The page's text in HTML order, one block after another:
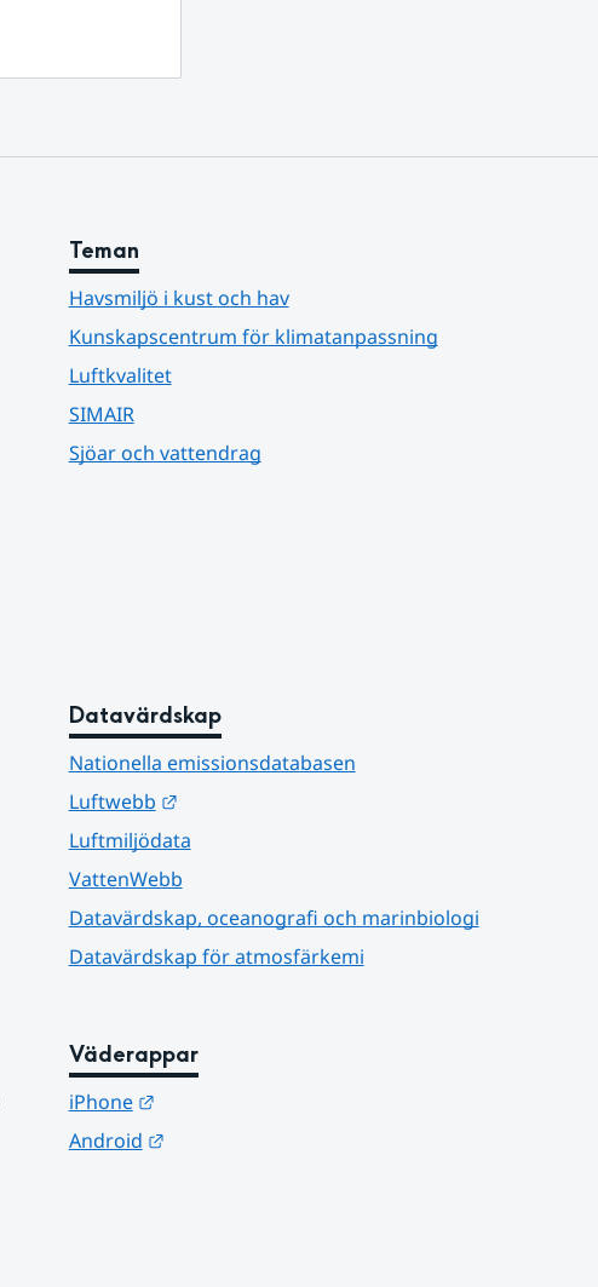
Teman
Havsmiljö i kust och hav
Kunskapscentrum för klimatanpassning
Luftkvalitet
SIMAIR
Sjöar och vattendrag
Datavärdskap
Nationella emissionsdatabasen
Luftwebb
Länk till annan webbplats.
Luftmiljödata
VattenWebb
Datavärdskap, oceanografi och marinbiologi
Datavärdskap för atmosfärkemi
Väderappar
iPhone
Länk till annan webbplats.
Android
Länk till annan webbplats.